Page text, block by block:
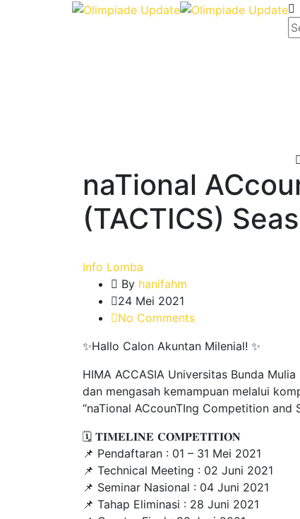
naTional
(TACTICS)
Info Lomba
By hanifahm
24 Mei 2021
No Comments
✨Hallo Calon Akuntan Milenial! ✨
HIMA ACCASIA Universitas Bunda
dan mengasah kemampuan melalui
“naTional ACcounTIng Competition and
🗓 𝐓𝐈𝐌𝐄𝐋𝐈𝐍𝐄 𝐂𝐎𝐌𝐏𝐄𝐓𝐈𝐓𝐈𝐎𝐍
📌 Pendaftaran : 01 – 31 Mei 2021
📌 Technical Meeting : 02 Juni 2021
📌 Seminar Nasional : 04 Juni 2021
📌 Tahap Eliminasi : 28 Juni 2021